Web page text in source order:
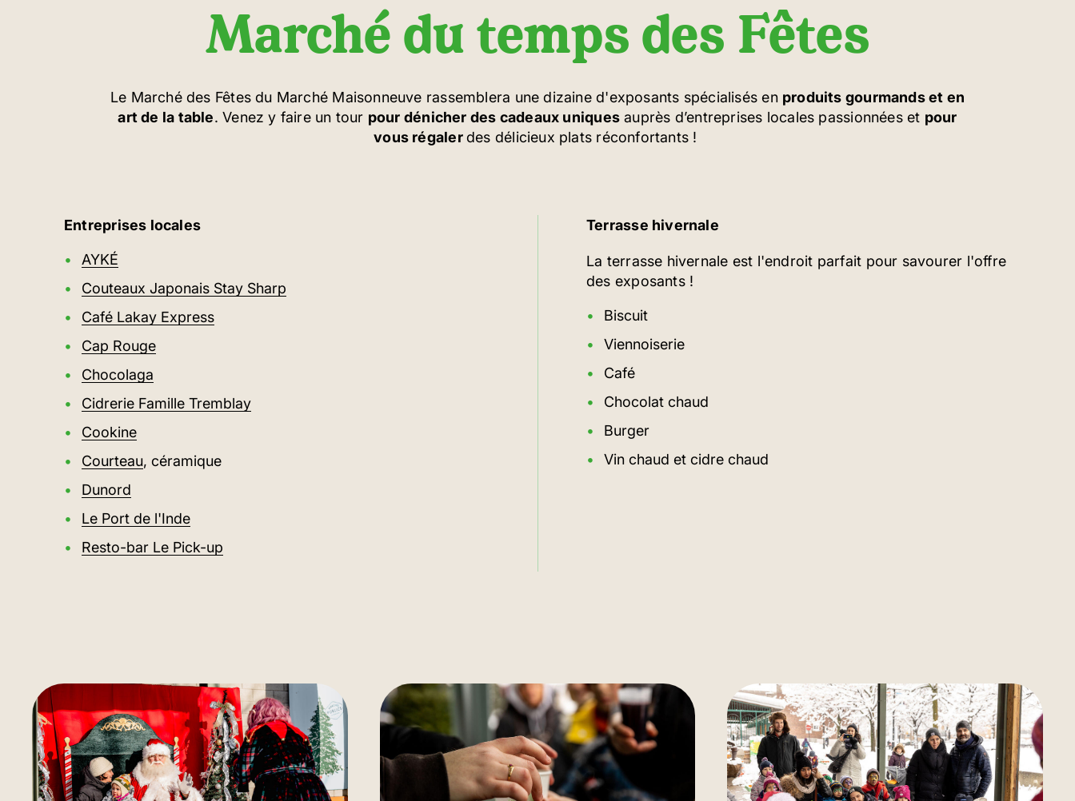
Marché du temps des Fêtes
Le Marché des Fêtes du Marché Maisonneuve rassemblera une dizaine d'exposants spécialisés en produits gourmands et en
art de la table. Venez y faire un tour pour dénicher des cadeaux uniquesauprès d’entreprises locales passionnées et pour
vous régalerdes délicieux plats réconfortants !
Entreprises locales
AYKÉ
Couteaux Japonais Stay Sharp
Café Lakay Express
Cap Rouge
Chocolaga
Cidrerie Famille Tremblay
Cookine
Courteau, céramique
Dunord
Le Port de l'Inde
Resto-bar Le Pick-up
Terrasse hivernale
La terrasse hivernale est l'endroit parfait pour savourer l'offre
des exposants !
Biscuit
Viennoiserie
Café
Chocolat chaud
Burger
Vin chaud et cidre chaud
Père Noël au Marché Maisonneuve
Course aux rennes